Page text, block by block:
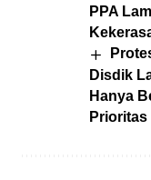
PPA
Disdik
Hanya
Prioritas